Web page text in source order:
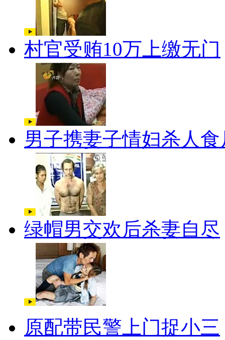
村官受贿10万上缴无门
男子携妻子情妇杀人食
绿帽男交欢后杀妻自尽
原配带民警上门捉小三